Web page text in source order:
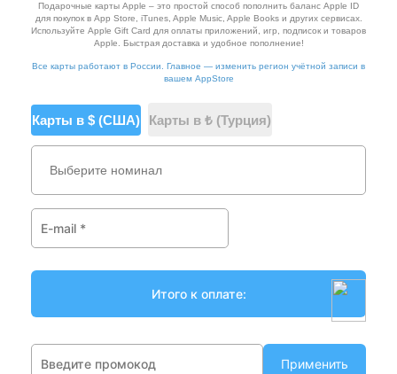
Подарочные карты Apple – это простой способ пополнить баланс Apple ID
для покупок в App Store, iTunes, Apple Music, Apple Books и других сервисах.
Используйте Apple Gift Card для оплаты приложений, игр, подписок и товаров
Apple. Быстрая доставка и удобное пополнение!
Все карты работают в России. Главное — изменить регион учётной записи в
вашем AppStore
Карты в $ (США) Карты в ₺ (Турция)
Выберите номинал
Применить